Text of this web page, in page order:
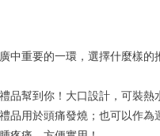
中重要的一環，選擇什麼樣的
品幫到你！大口設計，可裝熱
品用於頭痛發燒；也可以作為